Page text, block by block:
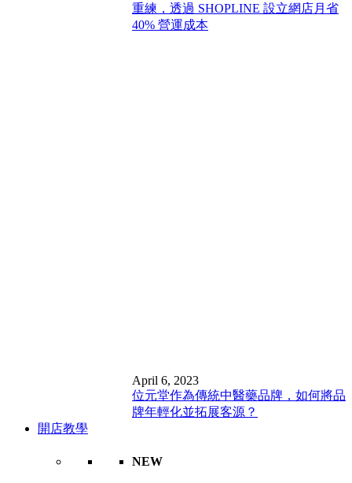
重練，透過 SHOPLINE 設立網店月省
40% 營運成本
April 6, 2023
位元堂作為傳統中醫藥品牌，如何將品
牌年輕化並拓展客源？
開店教學
NEW